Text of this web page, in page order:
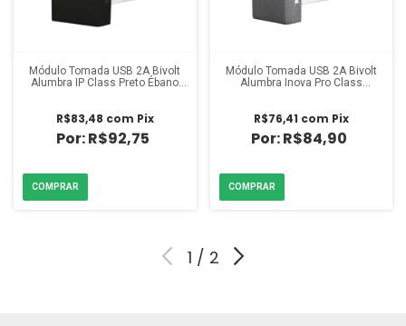
Módulo Tomada USB 2A Bivolt
Alumbra IP Class Preto Ébano
R$92,75
R$83,48 com Pix
Módulo Tomada USB 2A Bivolt
Alumbra Inova Pro Class
R$84,90
R$76,41 com Pix
1 / 2